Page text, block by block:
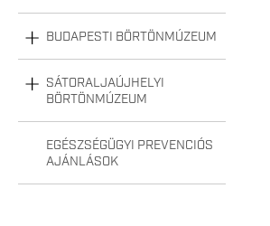
BUDAPESTI BÖRTÖNMÚZEUM
SÁTORALJAÚJHELYI
BÖRTÖNMÚZEUM
EGÉSZSÉGÜGYI PREVENCIÓS
AJÁNLÁSOK